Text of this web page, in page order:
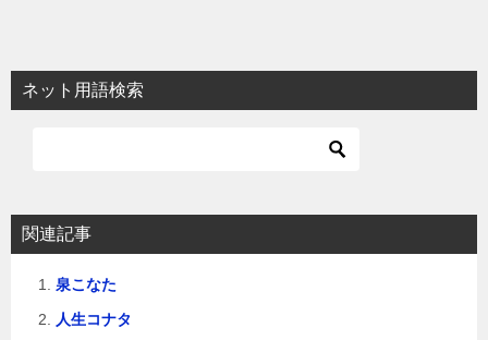
ビ
ゲ
ョ
ン
ネット用語検索
関連記事
泉こなた
人生コナタ